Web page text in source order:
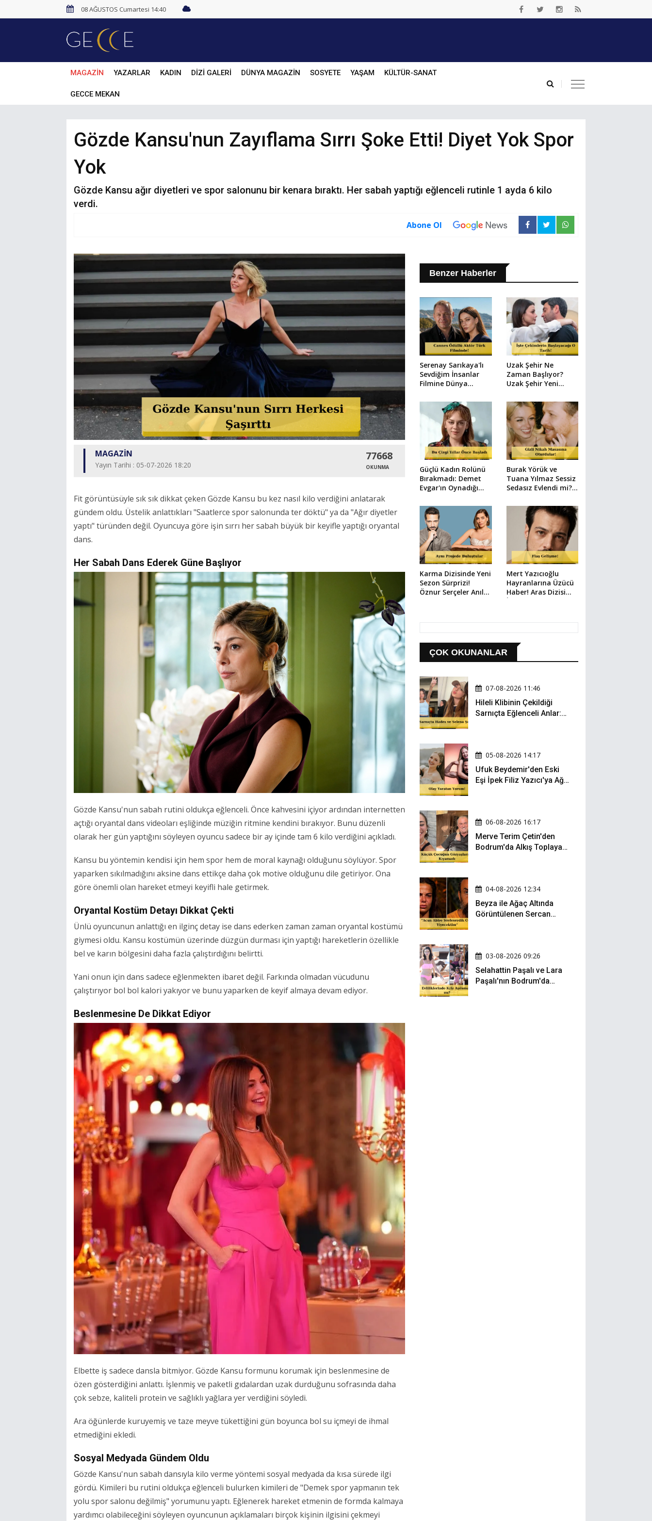
08 AĞUSTOS Cumartesi 14:40
MAGAZİN YAZARLAR KADIN DİZİ GALERİ DÜNYA MAGAZİN SOSYETE YAŞAM KÜLTÜR-SANAT
GECCE MEKAN
Gözde Kansu'nun Zayıflama Sırrı Şoke Etti! Diyet Yok Spor
Yok
Gözde Kansu ağır diyetleri ve spor salonunu bir kenara bıraktı. Her sabah yaptığı eğlenceli rutinle 1 ayda 6 kilo
verdi.
Abone Ol
MAGAZİN
Yayın Tarihi : 05-07-2026 18:20
77668
OKUNMA
Fit görüntüsüyle sık sık dikkat çeken Gözde Kansu bu kez nasıl kilo verdiğini anlatarak
gündem oldu. Üstelik anlattıkları "Saatlerce spor salonunda ter döktü" ya da "Ağır diyetler
yaptı" türünden değil. Oyuncuya göre işin sırrı her sabah büyük bir keyifle yaptığı oryantal
dans.
Her Sabah Dans Ederek Güne Başlıyor
Gözde Kansu'nun sabah rutini oldukça eğlenceli. Önce kahvesini içiyor ardından internetten
açtığı oryantal dans videoları eşliğinde müziğin ritmine kendini bırakıyor. Bunu düzenli
olarak her gün yaptığını söyleyen oyuncu sadece bir ay içinde tam 6 kilo verdiğini açıkladı.
Kansu bu yöntemin kendisi için hem spor hem de moral kaynağı olduğunu söylüyor. Spor
yaparken sıkılmadığını aksine dans ettikçe daha çok motive olduğunu dile getiriyor. Ona
göre önemli olan hareket etmeyi keyifli hale getirmek.
Oryantal Kostüm Detayı Dikkat Çekti
Ünlü oyuncunun anlattığı en ilginç detay ise dans ederken zaman zaman oryantal kostümü
giymesi oldu. Kansu kostümün üzerinde düzgün durması için yaptığı hareketlerin özellikle
bel ve karın bölgesini daha fazla çalıştırdığını belirtti.
Yani onun için dans sadece eğlenmekten ibaret değil. Farkında olmadan vücudunu
çalıştırıyor bol bol kalori yakıyor ve bunu yaparken de keyif almaya devam ediyor.
Beslenmesine De Dikkat Ediyor
Elbette iş sadece dansla bitmiyor. Gözde Kansu formunu korumak için beslenmesine de
özen gösterdiğini anlattı. İşlenmiş ve paketli gıdalardan uzak durduğunu sofrasında daha
çok sebze, kaliteli protein ve sağlıklı yağlara yer verdiğini söyledi.
Ara öğünlerde kuruyemiş ve taze meyve tükettiğini gün boyunca bol su içmeyi de ihmal
etmediğini ekledi.
Sosyal Medyada Gündem Oldu
Gözde Kansu'nun sabah dansıyla kilo verme yöntemi sosyal medyada da kısa sürede ilgi
gördü. Kimileri bu rutini oldukça eğlenceli bulurken kimileri de "Demek spor yapmanın tek
yolu spor salonu değilmiş" yorumunu yaptı. Eğlenerek hareket etmenin de formda kalmaya
yardımcı olabileceğini söyleyen oyuncunun açıklamaları birçok kişinin ilgisini çekmeyi
Benzer Haberler
Serenay Sarıkaya'lı
Sevdiğim İnsanlar
Filmine Dünya
Vlad Ivanov Kadroda!
Uzak Şehir Ne
Zaman Başlıyor?
Uzak Şehir Yeni
Oldu mu?
Güçlü Kadın Rolünü
Bırakmadı: Demet
Evgar'ın Oynadığı
Çeken Detay
Burak Yörük ve
Tuana Yılmaz Sessiz
Sedasız Evlendi mi?
Yakalandı!
Karma Dizisinde Yeni
Sezon Sürprizi!
Öznur Serçeler Anıl
Mert Yazıcıoğlu
Hayranlarına Üzücü
Haber! Aras Dizisi
İlkbahara Ertelendi
ÇOK OKUNANLAR
07-08-2026 11:46
Hileli Klibinin Çekildiği
Sarnıçta Eğlenceli Anlar:
05-08-2026 14:17
Ufuk Beydemir'den Eski
Eşi İpek Filiz Yazıcı'ya Ağır
06-08-2026 16:17
Merve Terim Çetin'den
Bodrum'da Alkış Toplayan
04-08-2026 12:34
Beyza ile Ağaç Altında
Görüntülenen Sercan
03-08-2026 09:26
Selahattin Paşalı ve Lara
Paşalı'nın Bodrum'da